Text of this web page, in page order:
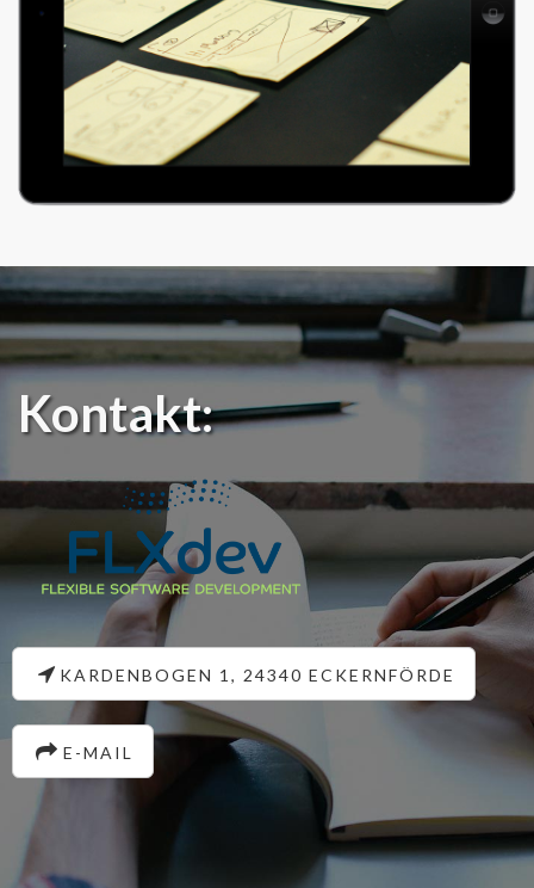
Kontakt:
KARDENBOGEN 1, 24340 ECKERNFÖRDE
E-MAIL